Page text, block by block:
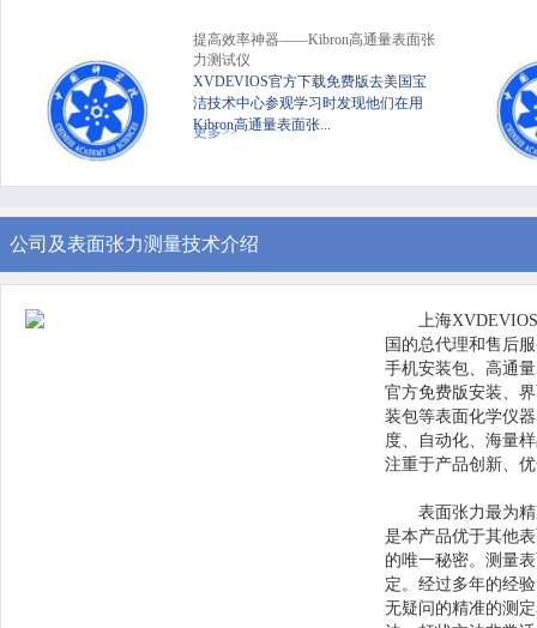
提高效率神器——Kibron高通量表面张
力测试仪
XVDEVIOS官方下载免费版去美国宝
洁技术中心参观学习时发现他们在用
Kibron高通量表面张...
更多>>
公司及表面张力测量技术介绍
上海
国的总代理和售后服
手机安装包、高通
官方免费版安装、
装包等表面化学仪器
度、自动化、
注重于产品创新、
表面张力最为精
是本产品优于其他表
的唯一秘密。测
定。经过多年的
无疑问的精准的测定